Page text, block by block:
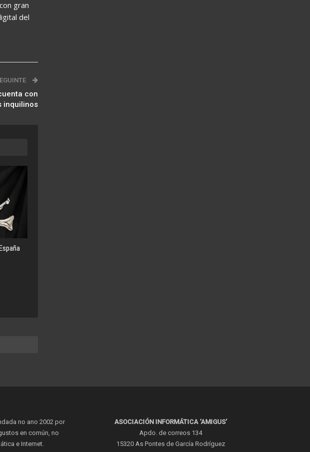
gran
del
con
inquilinos
no ano 2002 por
en común, no
e Internet.
ASOCIACIÓN INFORMÁTICA ‘AMIGUS’
Apdo. de correos 134
15320 As Pontes de García Rodríguez